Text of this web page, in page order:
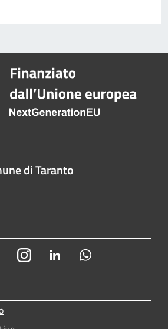
di Taranto
YoutubeInstagram LinkedIn